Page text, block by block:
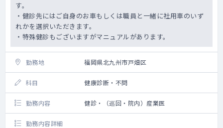
す。
・健診先にはご自身のお車もしくは職員と一緒に社用車のいず
れかを選択いただきます。
・特殊健診もございますがマニュアルがあります。
勤務地 福岡県北九州市戸畑区
科目 健康診断・不問
勤務内容 健診・（巡回・院内）産業医
勤務内容詳細